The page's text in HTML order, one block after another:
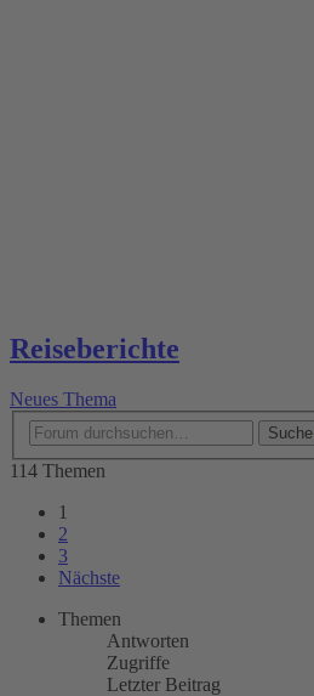
Reiseberichte
Neues Thema
Suche
114 Themen
1
2
3
Nächste
Themen
Antworten
Zugriffe
Letzter Beitrag